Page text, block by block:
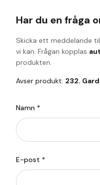
Har du en fråga
Skicka ett meddelande
vi kan. Frågan kopplas
produkten.
Avser produkt: 232.
Namn *
E-post *